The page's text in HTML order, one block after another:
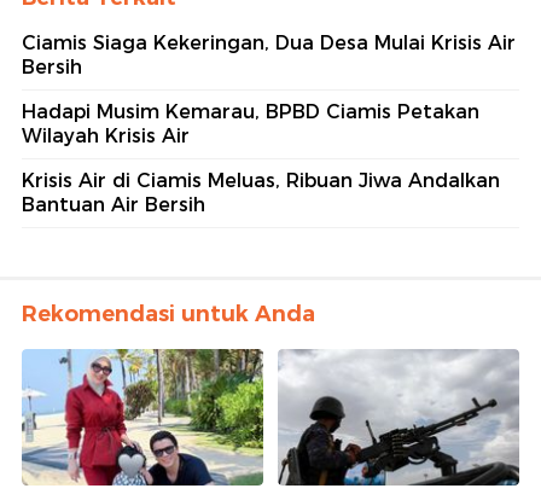
Ciamis Siaga Kekeringan, Dua Desa Mulai Krisis Air
Bersih
Hadapi Musim Kemarau, BPBD Ciamis Petakan
Wilayah Krisis Air
Krisis Air di Ciamis Meluas, Ribuan Jiwa Andalkan
Bantuan Air Bersih
Rekomendasi untuk Anda